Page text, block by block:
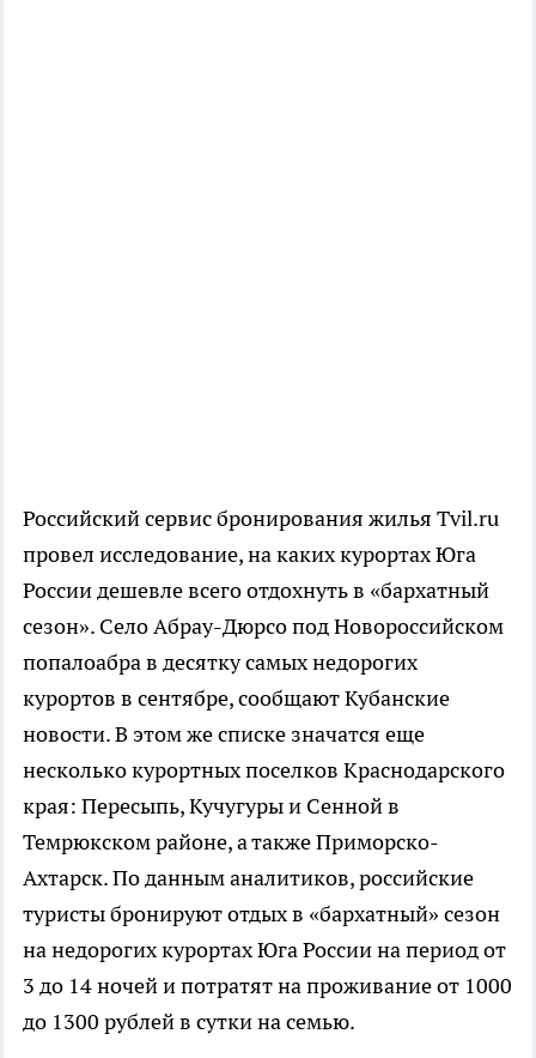
Российский сервис бронирования жилья Tvil.ru
провел исследование, на каких курортах Юга
России дешевле всего отдохнуть в «бархатный
сезон». Село Абрау-Дюрсо под Новороссийском
попалоабра в десятку самых недорогих
курортов в сентябре, сообщают Кубанские
новости. В этом же списке значатся еще
несколько курортных поселков Краснодарского
края: Пересыпь, Кучугуры и Сенной в
Темрюкском районе, а также Приморско-
Ахтарск. По данным аналитиков, российские
туристы бронируют отдых в «бархатный» сезон
на недорогих курортах Юга России на период от
3 до 14 ночей и потратят на проживание от 1000
до 1300 рублей в сутки на семью.